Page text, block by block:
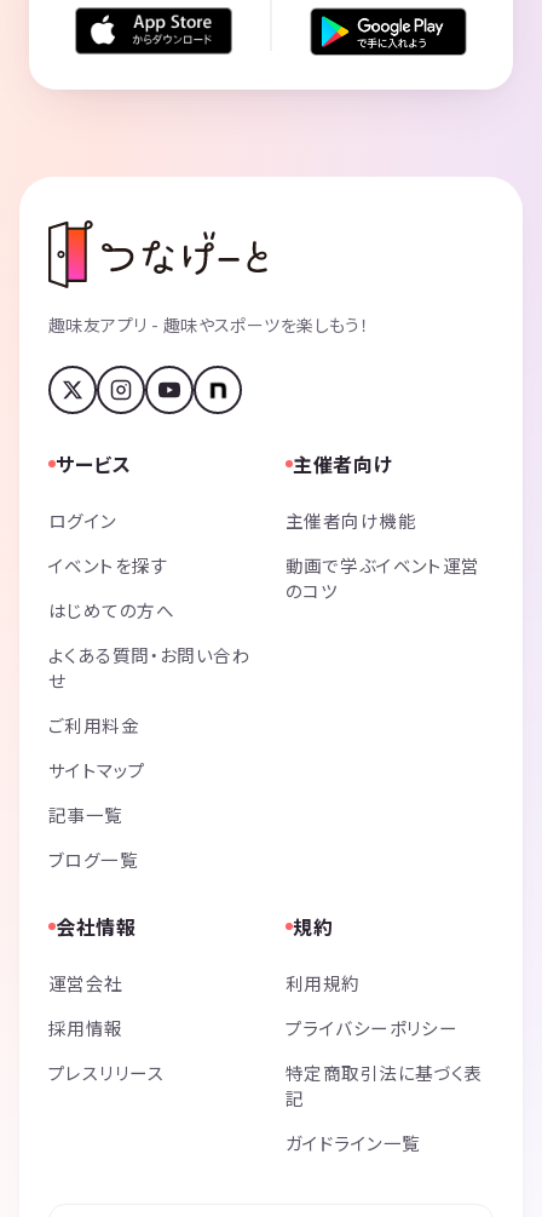
趣味友アプリ - 趣味やスポーツを楽しもう！
サービス
ログイン
イベントを探す
はじめての方へ
よくある質問・お問い合わ
せ
ご利用料金
サイトマップ
記事一覧
ブログ一覧
主催者向け
主催者向け機能
動画で学ぶイベント運営
のコツ
会社情報
運営会社
採用情報
プレスリリース
規約
利用規約
プライバシーポリシー
特定商取引法に基づく表
記
ガイドライン一覧